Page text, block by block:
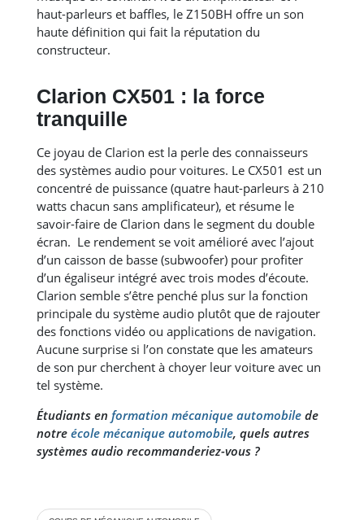
haut-parleurs et baffles, le Z150BH offre un son
haute définition qui fait la réputation du
constructeur.
Clarion CX501 : la force
tranquille
Ce joyau de Clarion est la perle des connaisseurs
des systèmes audio pour voitures. Le CX501 est un
concentré de puissance (quatre haut-parleurs à 210
watts chacun sans amplificateur), et résume le
savoir-faire de Clarion dans le segment du double
écran. Le rendement se voit amélioré avec l’ajout
d’un caisson de basse (subwoofer) pour profiter
d’un égaliseur intégré avec trois modes d’écoute.
Clarion semble s’être penché plus sur la fonction
principale du système audio plutôt que de rajouter
des fonctions vidéo ou applications de navigation.
Aucune surprise si l’on constate que les amateurs
de son pur cherchent à choyer leur voiture avec un
tel système.
Étudiants en formation mécanique automobile de
notre école mécanique automobile, quels autres
systèmes audio recommanderiez-vous ?